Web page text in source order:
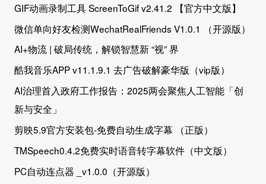
GIF动画录制工具 ScreenToGif v2.41.2 【官方中文版】
微信单向好友检测WechatRealFriends V1.0.1 （开源版）
AI+物流 | 破局传统，解锁智慧新 “视” 界
酷我音乐APP v11.1.9.1 去广告破解豪华版（vip版）
AI治理首入政府工作报告：2025两会聚焦人工智能「创
新与安全」
剪映5.9官方安装包-免费自动生成字幕 （正版）
TMSpeech0.4.2免费实时语音转字幕软件（中文版）
PC自动连点器 _v1.0.0（开源版）